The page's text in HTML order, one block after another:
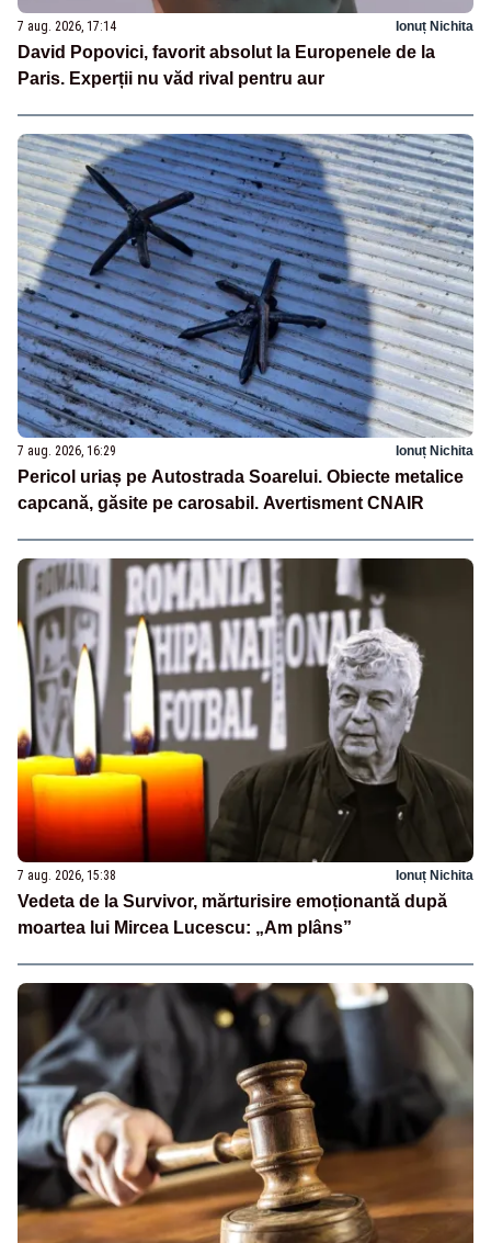
7 aug. 2026, 17:14 Ionuț Nichita
David Popovici, favorit absolut la Europenele de la
Paris. Experții nu văd rival pentru aur
7 aug. 2026, 16:29 Ionuț Nichita
Pericol uriaș pe Autostrada Soarelui. Obiecte metalice
capcană, găsite pe carosabil. Avertisment CNAIR
7 aug. 2026, 15:38 Ionuț Nichita
Vedeta de la Survivor, mărturisire emoționantă după
moartea lui Mircea Lucescu: „Am plâns”